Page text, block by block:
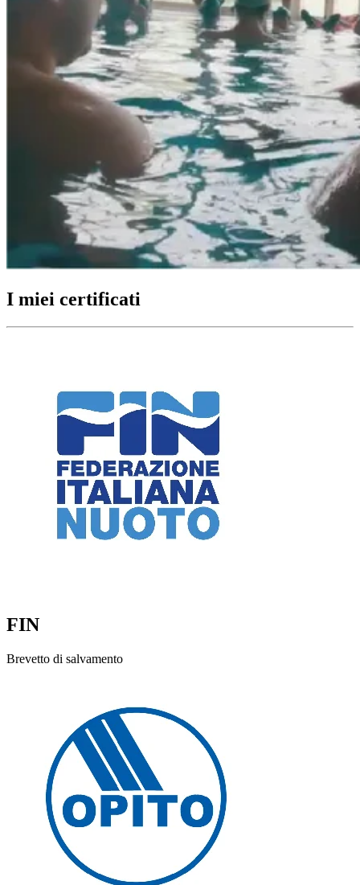
I miei certificati
FIN
Brevetto di salvamento